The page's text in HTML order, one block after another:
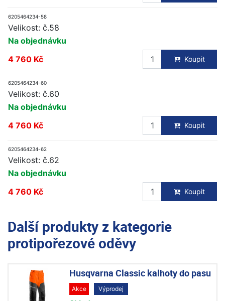
6205464234-58
Velikost: č.58
Na objednávku
4 760 Kč
Koupit
6205464234-60
Velikost: č.60
Na objednávku
4 760 Kč
Koupit
6205464234-62
Velikost: č.62
Na objednávku
4 760 Kč
Koupit
Další produkty z kategorie
protipořezové oděvy
Husqvarna Classic kalhoty do pasu
Akce Výprodej